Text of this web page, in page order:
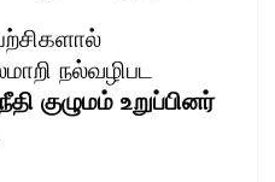
நல்வழிபட
குழுமம் உறுப்பினர்